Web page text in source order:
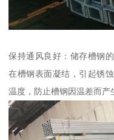
保持通风良好：储存槽钢
在槽钢表面凝结，引起锈
温度，防止槽钢因温差而产